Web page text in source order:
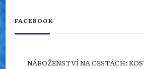
FACEBOOK
NÁBOŽENSTVÍ NA CESTÁCH: